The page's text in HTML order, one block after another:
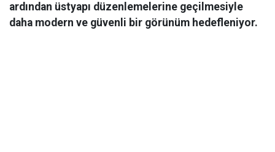
ardından üstyapı düzenlemelerine geçilmesiyle
daha modern ve güvenli bir görünüm hedefleniyor.